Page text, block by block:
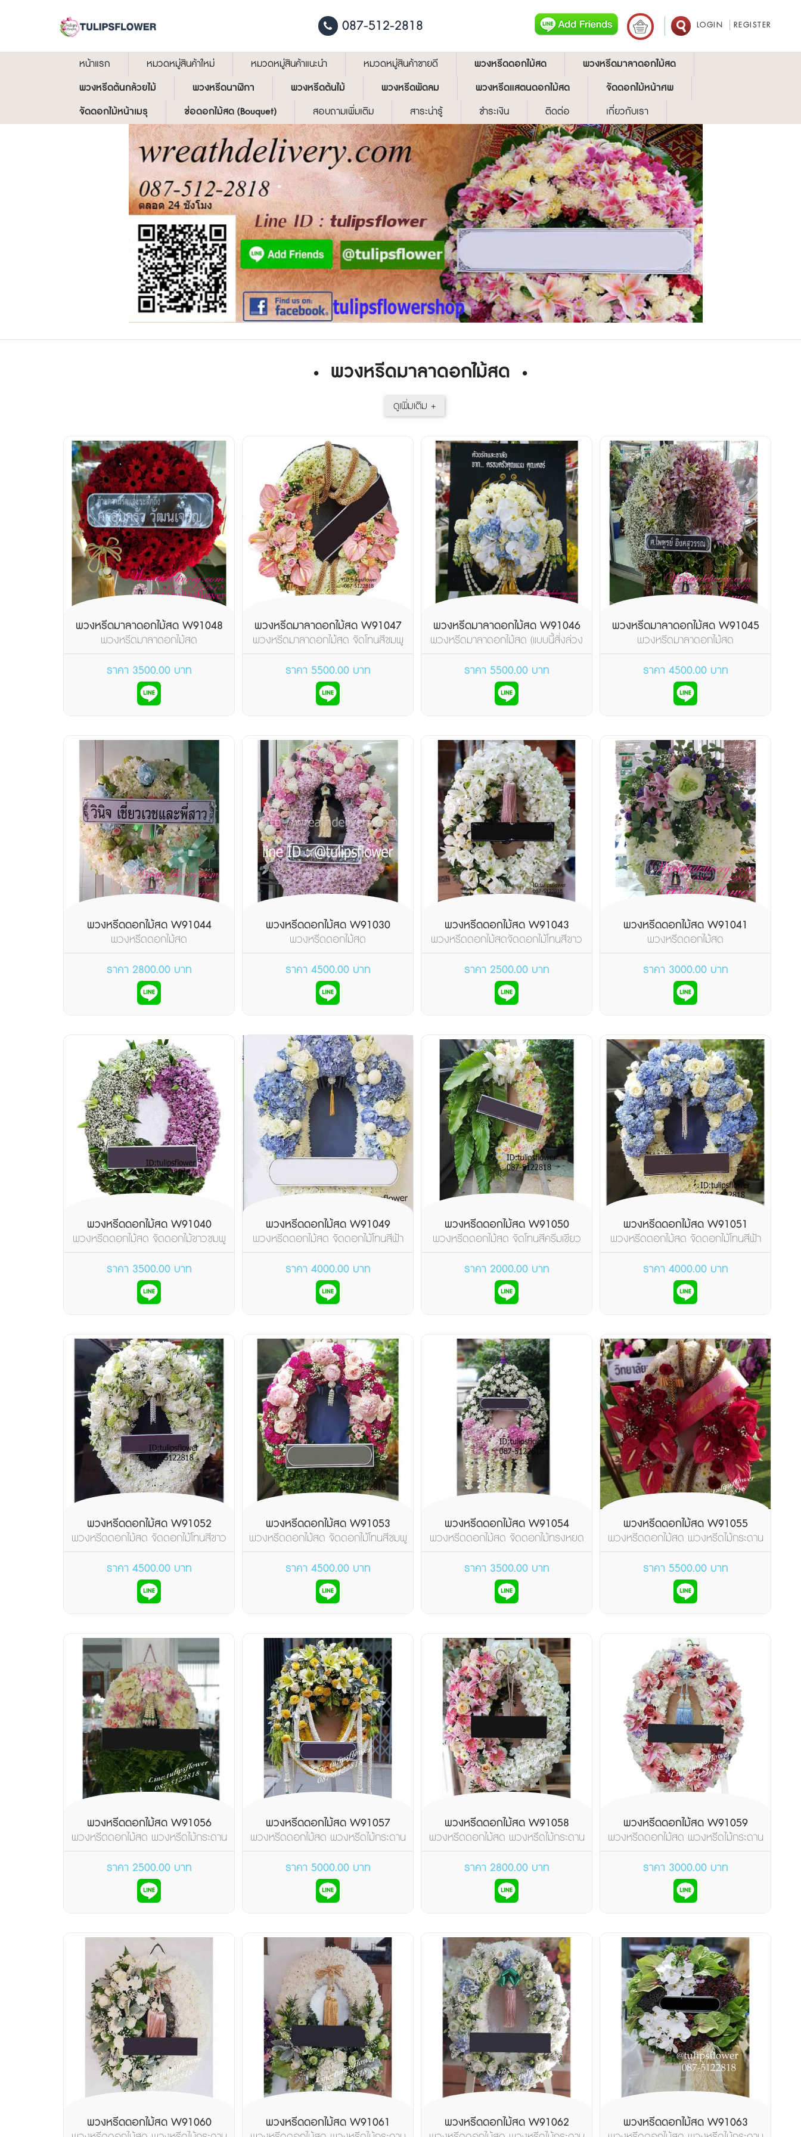
LOGIN REGISTER
087-512-2818
หน้าแรก หมวดหมู่สินค้าใหม่ หมวดหมู่สินค้าแนะนำ หมวดหมู่สินค้าขายดี พวงหรีดดอกไม้สด
พวงหรีดมาลาดอกไม้สด
พวงหรีดต้นกล้วยไม้
พวงหรีดนาฬิกา พวงหรีดต้นไม้ พวงหรีดพัดลม พวงหรีดแสตนดอกไม้สด
จัดดอกไม้หน้าศพ
จัดดอกไม้หน้าเมรุ
ช่อดอกไม้สด (Bouquet) สอบถามเพิ่มเติม สาระน่ารู้ ชำระเงิน ติดต่อ เกี่ยวกับเรา
พวงหรีดมาลาดอกไม้สด
พวงหรีดมาลาดอกไม้สด W91048
พวงหรีดมาลาดอกไม้สด
ราคา 3500.00 บาท
พวงหรีดมาลาดอกไม้สด W91047
พวงหรีดมาลาดอกไม้สด จัดโทนสีชมพู
ส้มขาว เน้นด้วยมาล...
ราคา 5500.00 บาท
พวงหรีดมาลาดอกไม้สด W91046
พวงหรีดมาลาดอกไม้สด (แบบนี้สั่งล่วง
หน้า 1 วันค่ะ)
ราคา 5500.00 บาท
พวงหรีดมาลาดอกไม้สด W91045
พวงหรีดมาลาดอกไม้สด
ราคา 4500.00 บาท
พวงหรีดดอกไม้สด W91044
พวงหรีดดอกไม้สด
ราคา 2800.00 บาท
พวงหรีดดอกไม้สด W91030
พวงหรีดดอกไม้สด
ราคา 4500.00 บาท
พวงหรีดดอกไม้สด W91043
พวงหรีดดอกไม้สดจัดดอกไม้โทนสีขาว
เขียว ดูแล้วสบายตา...
ราคา 2500.00 บาท
พวงหรีดดอกไม้สด W91041
พวงหรีดดอกไม้สด
ราคา 3000.00 บาท
พวงหรีดดอกไม้สด W91040
พวงหรีดดอกไม้สด จัดดอกไม้ขาวชมพู
เน้นยิปซีและดอกสแ...
ราคา 3500.00 บาท
พวงหรีดดอกไม้สด W91049
พวงหรีดดอกไม้สด จัดดอกไม้โทนสีฟ้า
น้ำทะเล มองดูสดชื...
ราคา 4000.00 บาท
พวงหรีดดอกไม้สด W91050
พวงหรีดดอกไม้สด จัดโทนสีครีมเขียว
ชมพู จัดทรงรีรูปไ...
ราคา 2000.00 บาท
พวงหรีดดอกไม้สด W91051
พวงหรีดดอกไม้สด จัดดอกไม้โทนสีฟ้า
น้ำทะเล มองดูสดชื...
ราคา 4000.00 บาท
พวงหรีดดอกไม้สด W91052
พวงหรีดดอกไม้สด จัดดอกไม้โทนสีขาว
เขียว จัดทรงรีไซส...
ราคา 4500.00 บาท
พวงหรีดดอกไม้สด W91053
พวงหรีดดอกไม้สด จัดดอกไม้โทนสีชมพู
ม่วง ใช้ดอกโบตั๋...
ราคา 4500.00 บาท
พวงหรีดดอกไม้สด W91054
พวงหรีดดอกไม้สด จัดดอกไม้ทรงหยด
น้ำ ใส่ยอดห้อยระย้า...
ราคา 3500.00 บาท
พวงหรีดดอกไม้สด W91055
พวงหรีดดอกไม้สด พวงหรีดไม้กระดาน
วงรี จัดดอกไม้โทนส...
ราคา 5500.00 บาท
พวงหรีดดอกไม้สด W91056
พวงหรีดดอกไม้สด พวงหรีดไม้กระดาน
วงรี จัดดอกไม้โทนส...
ราคา 2500.00 บาท
พวงหรีดดอกไม้สด W91057
พวงหรีดดอกไม้สด พวงหรีดไม้กระดาน
วงรี จัดดอกไม้โทนส...
ราคา 5000.00 บาท
พวงหรีดดอกไม้สด W91058
พวงหรีดดอกไม้สด พวงหรีดไม้กระดาน
วงรี จัดดอกไม้โทนส...
ราคา 2800.00 บาท
พวงหรีดดอกไม้สด W91059
พวงหรีดดอกไม้สด พวงหรีดไม้กระดาน
วงรี จัดดอกไม้โทนส...
ราคา 3000.00 บาท
พวงหรีดดอกไม้สด W91060 พวงหรีดดอกไม้สด W91061 พวงหรีดดอกไม้สด W91062 พวงหรีดดอกไม้สด W91063